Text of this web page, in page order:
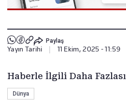
Paylaş
Yayın Tarihi 11 Ekim, 2025 - 11:59
Haberle İlgili Daha Fazlası
Dünya